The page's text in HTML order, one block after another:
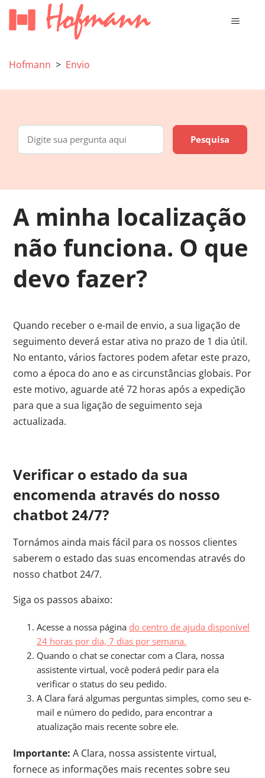
Hofmann Envio
A minha localização
não funciona. O que
devo fazer?
Quando receber o e-mail de envio, a sua ligação de
seguimento deverá estar ativa no prazo de 1 dia útil.
No entanto, vários factores podem afetar este prazo,
como a época do ano e as circunstâncias globais. Por
este motivo, aguarde até 72 horas após a expedição
para que a sua ligação de seguimento seja
actualizada.
Verificar o estado da sua
encomenda através do nosso
chatbot 24/7?
Tornámos ainda mais fácil para os nossos clientes
saberem o estado das suas encomendas através do
nosso chatbot 24/7.
Siga os passos abaixo:
Acesse a nossa página do centro de ajuda disponível
24 horas por dia, 7 dias por semana.
Quando o chat se conectar com a Clara, nossa
assistente virtual, você poderá pedir para ela
verificar o status do seu pedido.
A Clara fará algumas perguntas simples, como seu e-
mail e número do pedido, para encontrar a
atualização mais recente sobre ele.
Importante: A Clara, nossa assistente virtual,
fornece as informações mais recentes sobre seu